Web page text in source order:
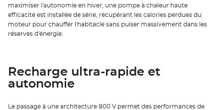
maximiser l'autonomie en hiver, une pompe à chaleur haute
efficacité est installée de série, récupérant les calories perdues du
moteur pour chauffer l'habitacle sans puiser massivement dans les
réserves d'énergie.
Recharge ultra-rapide et
autonomie
Le passage à une architecture 800 V permet des performances de